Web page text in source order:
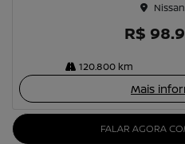
R$
120.800 km
Mais
FALAR AGORA